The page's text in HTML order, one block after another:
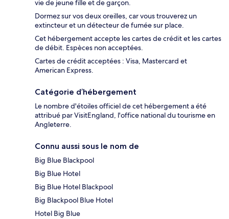
vie de jeune fille et de garçon.
Dormez sur vos deux oreilles, car vous trouverez un
extincteur et un détecteur de fumée sur place.
Cet hébergement accepte les cartes de crédit et les cartes
de débit. Espèces non acceptées.
Cartes de crédit acceptées : Visa, Mastercard et
American Express.
Catégorie d’hébergement
Le nombre d'étoiles officiel de cet hébergement a été
attribué par VisitEngland, l'office national du tourisme en
Angleterre.
Connu aussi sous le nom de
Big Blue Blackpool
Big Blue Hotel
Big Blue Hotel Blackpool
Big Blackpool Blue Hotel
Hotel Big Blue